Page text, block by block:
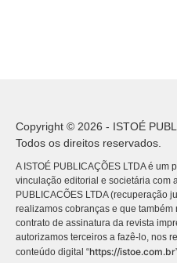
Copyright © 2026 - ISTOÉ
Todos os direitos reservados.
A ISTOÉ PUBLICAÇÕES LTDA é
vinculação editorial e societária com
PUBLICACÕES LTDA (recuperação
realizamos cobranças e que
contrato de assinatura da revista
autorizamos terceiros a fazê-lo, nos
conteúdo digital “https://istoe.com.br